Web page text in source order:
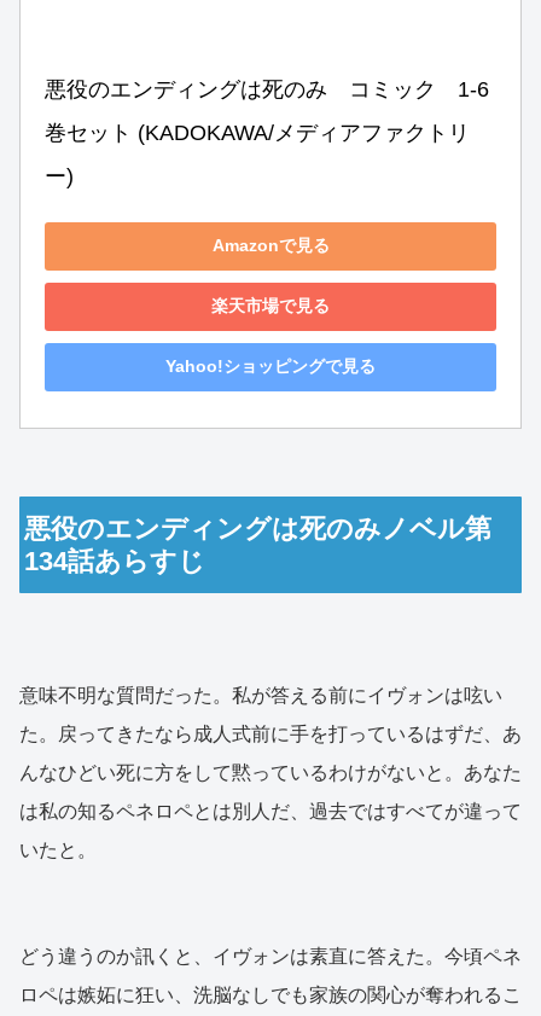
悪役のエンディングは死のみ　コミック　1-6
巻セット (KADOKAWA/メディアファクトリ
ー)
Amazonで見る
楽天市場で見る
Yahoo!ショッピングで見る
悪役のエンディングは死のみノベル第
134話あらすじ
意味不明な質問だった。私が答える前にイヴォンは呟い
た。戻ってきたなら成人式前に手を打っているはずだ、あ
んなひどい死に方をして黙っているわけがないと。あなた
は私の知るペネロペとは別人だ、過去ではすべてが違って
いたと。
どう違うのか訊くと、イヴォンは素直に答えた。今頃ペネ
ロペは嫉妬に狂い、洗脳なしでも家族の関心が奪われるこ